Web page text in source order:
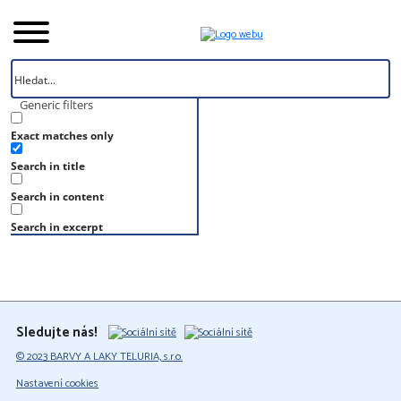
Generic filters
Exact matches only
Search in title
Search in content
Search in excerpt
Úvod
Vzorník
S 4020-B50G
S 4020-B50G
Sledujte nás!
© 2023 BARVY A LAKY TELURIA, s.r.o.
Nastavení cookies